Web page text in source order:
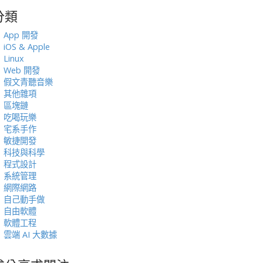
類
App 開發
iOS & Apple
Linux
Web 開發
假文青聽音樂
其他雜項
區塊鏈
吃喝玩樂
宅系手作
敏捷開發
科技與科學
程式設計
系統管理
網際網路
自己動手做
自由軟體
軟體工程
雲端 AI 大數據